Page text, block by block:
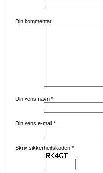
Din kommentar
Din vens navn *
Din vens e-mail *
Skriv sikkerhedskoden *